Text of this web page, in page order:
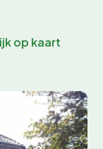
op kaart